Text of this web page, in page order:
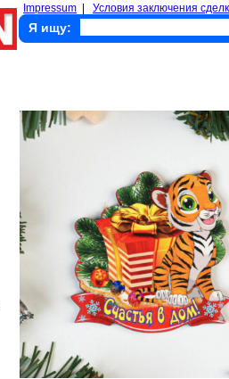
Impressum Условия заключения
Я ищу: